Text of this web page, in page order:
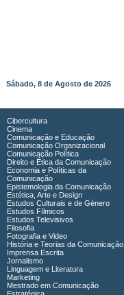
Sábado, 8 de Agosto de 2026
Cibercultura
Cinema
Comunicação e Educação
Comunicação Organizacional
Comunicação Política
Direito e Ética da Comunicação
Economia e Políticas da
Comunicação
Epistemologia da Comunicação
Estética, Arte e Design
Estudos Culturais e de Género
Estudos Fílmicos
Estudos Televisivos
Filosofia
Fotografia e Video
História e Teorias da Comunicação
Imprensa Escrita
Jornalismo
Linguagem e Literatura
Marketing
Mestrado em Comunicação